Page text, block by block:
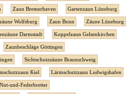
Zaun Bremerhaven Gartenzaun Lüneburg
Wolfsburg Zaun Bonn Zäune Lüneburg
Darmstadt Koppelzaun Gelsenkirchen
Zaunbeschläge Göttingen
Sichtschutzzäune Braunschweig
Kiel Lärmschutzzaun Ludwigshafen
Nut-und-Federbretter